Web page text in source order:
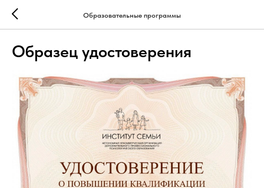
Образовательные программы
Образец удостоверения